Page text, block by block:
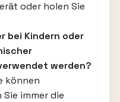
oder holen Sie
bei Kindern oder
werden?
können
immer die